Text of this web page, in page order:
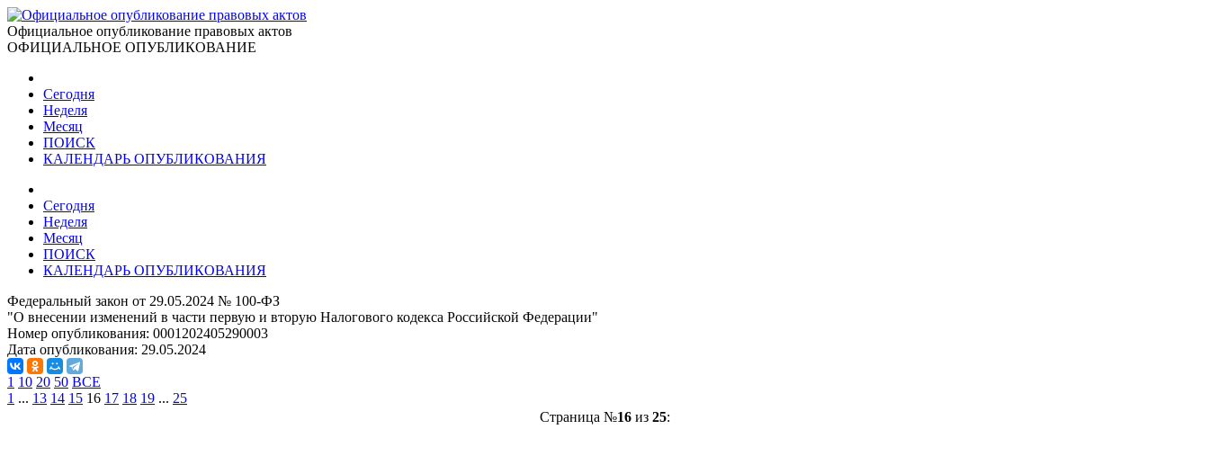
Официальное опубликование правовых актов
ОФИЦИАЛЬНОЕ ОПУБЛИКОВАНИЕ
Сегодня
Неделя
Месяц
ПОИСК
КАЛЕНДАРЬ ОПУБЛИКОВАНИЯ
Сегодня
Неделя
Месяц
ПОИСК
КАЛЕНДАРЬ ОПУБЛИКОВАНИЯ
Федеральный закон от 29.05.2024 № 100-ФЗ
"О внесении изменений в части первую и вторую Налогового кодекса Российской Федерации"
Номер опубликования: 0001202405290003
Дата опубликования: 29.05.2024
1 10 20 50 ВСЕ
1 ... 13 14 15 16 17 18 19 ... 25
Страница №16из 25: